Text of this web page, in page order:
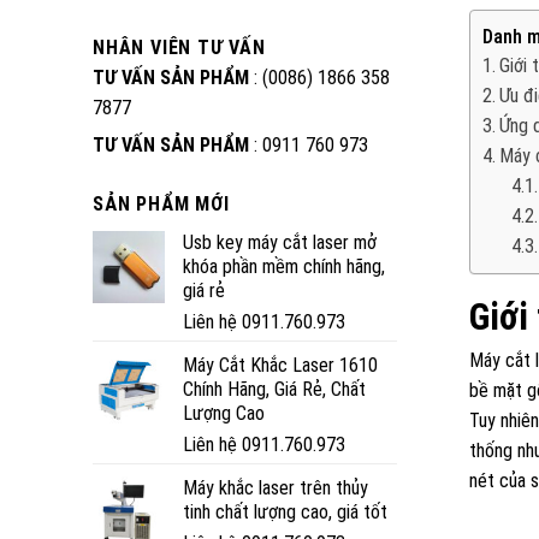
NHÂN VIÊN TƯ VẤN
TƯ VẤN SẢN PHẨM : (0086) 1866 358
7877
TƯ VẤN SẢN PHẨM : 0911 760 973
SẢN PHẨM MỚI
Usb key máy cắt laser mở
khóa phần mềm chính hãng,
giá rẻ
Liên hệ 0911.760.973
Máy Cắt Khắc Laser 1610
Chính Hãng, Giá Rẻ, Chất
Lượng Cao
Liên hệ 0911.760.973
Máy khắc laser trên thủy
tinh chất lượng cao, giá tốt
Danh
Giới
Ưu
Ứng
Máy
Máy cắt
bề mặt
Tuy
thống
nét của